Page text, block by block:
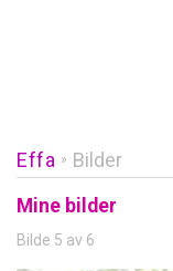
Effa » Bilder
Mine bilder
Bilde 5 av 6